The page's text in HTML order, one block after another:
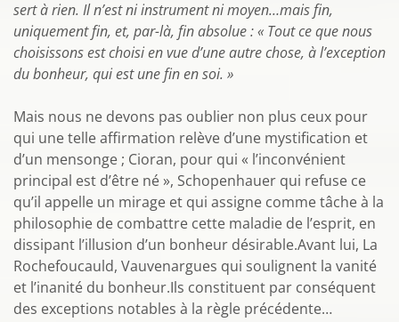
sert à rien. Il n’est ni instrument ni moyen…mais fin,
uniquement fin, et, par-là, fin absolue : « Tout ce que nous
choisissons est choisi en vue d’une autre chose, à l’exception
du bonheur, qui est une fin en soi. »
Mais nous ne devons pas oublier non plus ceux pour
qui une telle affirmation relève d’une mystification et
d’un mensonge ; Cioran, pour qui « l’inconvénient
principal est d’être né », Schopenhauer qui refuse ce
qu’il appelle un mirage et qui assigne comme tâche à la
philosophie de combattre cette maladie de l’esprit, en
dissipant l’illusion d’un bonheur désirable.Avant lui, La
Rochefoucauld, Vauvenargues qui soulignent la vanité
et l’inanité du bonheur.Ils constituent par conséquent
des exceptions notables à la règle précédente…